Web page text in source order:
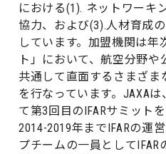
における(1). ネットワーキ
協力、および(3).人材育成
しています。加盟機関は年
ト」において、航空分野
共通して直面するさまざま
を行なっています。JAXA
て第3回目のIFARサミット
2014-2019年までIFARの運
プチームの一員として